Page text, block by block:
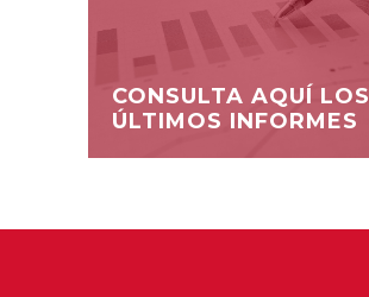
CONSULTA AQUÍ LOS
ÚLTIMOS INFORMES